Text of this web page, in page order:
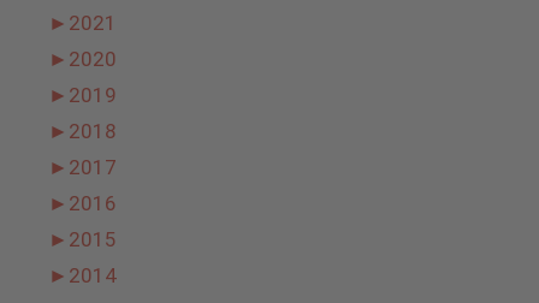
► 2021
► 2020
► 2019
► 2018
► 2017
► 2016
► 2015
► 2014